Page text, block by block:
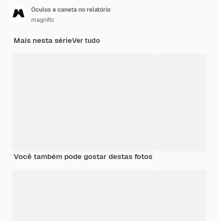
Óculos e caneta no relatório
magnific
Mais nesta sérieVer tudo
Você também pode gostar destas fotos